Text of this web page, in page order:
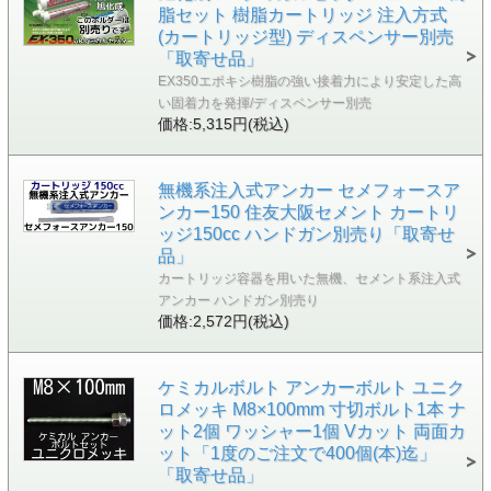
脂セット 樹脂カートリッジ 注入方式
(カートリッジ型) ディスペンサー別売
「取寄せ品」
EX350エポキシ樹脂の強い接着力により安定した高
い固着力を発揮/ディスペンサー別売
価格:5,315円(税込)
無機系注入式アンカー セメフォースア
ンカー150 住友大阪セメント カートリ
ッジ150cc ハンドガン別売り「取寄せ
品」
カートリッジ容器を用いた無機、セメント系注入式
アンカー ハンドガン別売り
価格:2,572円(税込)
ケミカルボルト アンカーボルト ユニク
ロメッキ M8×100mm 寸切ボルト1本 ナ
ット2個 ワッシャー1個 Vカット 両面カ
ット「1度のご注文で400個(本)迄」
「取寄せ品」